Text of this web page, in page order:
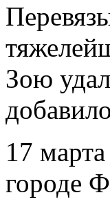
Зою
17
городе